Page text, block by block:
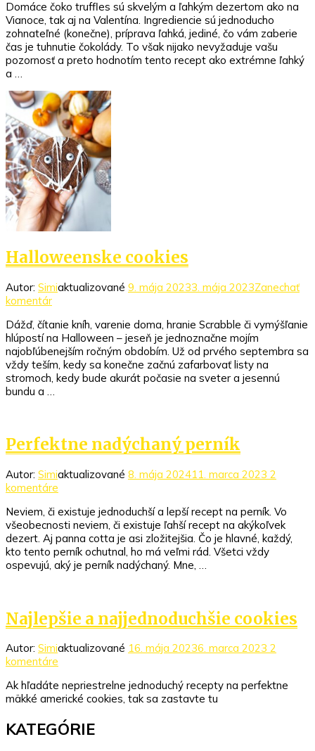
Domáce
čoko
truffles
Domáce čoko truffles sú skvelým a ľahkým dezertom ako na
Vianoce, tak aj na Valentína. Ingrediencie sú jednoducho
zohnateľné (konečne), príprava ľahká, jediné, čo vám zaberie
čas je tuhnutie čokolády. To však nijako nevyžaduje vašu
pozornosť a preto hodnotím tento recept ako extrémne ľahký
a …
Halloweenske cookies
Autor: Simiaktualizované 9. mája 20233. mája 2023Zanechať
komentárk
Halloweenske
cookies
Dážď, čítanie kníh, varenie doma, hranie Scrabble či vymýšľanie
hlúpostí na Halloween – jeseň je jednoznačne mojím
najobľúbenejším ročným obdobím. Už od prvého septembra sa
vždy teším, kedy sa konečne začnú zafarbovať listy na
stromoch, kedy bude akurát počasie na sveter a jesennú
bundu a …
Perfektne nadýchaný perník
Autor: Simiaktualizované 8. mája 202411. marca 2023 2
komentáre
nadýchaný
perník
Neviem, či existuje jednoduchší a lepší recept na perník. Vo
všeobecnosti neviem, či existuje ľahší recept na akýkoľvek
dezert. Aj panna cotta je asi zložitejšia. Čo je hlavné, každý,
kto tento perník ochutnal, ho má veľmi rád. Všetci vždy
ospevujú, aký je perník nadýchaný. Mne, …
Najlepšie a najjednoduchšie cookies
Autor: Simiaktualizované 16. mája 20236. marca 2023 2
komentáre
a
najjednoduchšie
Ak hľadáte nepriestrelne jednoduchý recepty na perfektne
mäkké americké cookies, tak sa zastavte tu
KATEGÓRIE